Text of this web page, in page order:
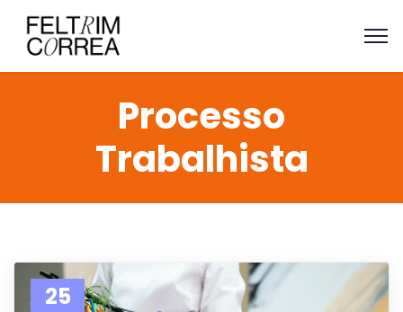
Processo
Trabalhista
25